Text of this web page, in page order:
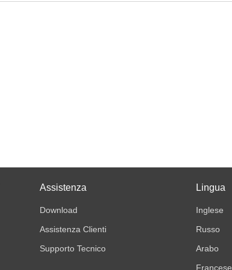
Assistenza
Download
Assistenza Clienti
Supporto Tecnico
Lingua
Inglese
Russo
Arabo
Francese